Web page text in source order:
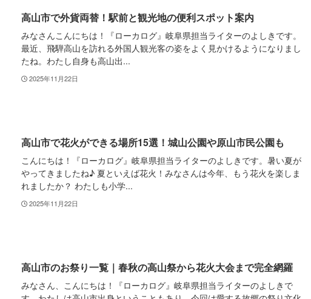
高山市で外貨両替！駅前と観光地の便利スポット案内
みなさんこんにちは！『ローカログ』岐阜県担当ライターのよしきです。
最近、飛騨高山を訪れる外国人観光客の姿をよく見かけるようになりまし
たね。わたし自身も高山出...
2025年11月22日
高山市で花火ができる場所15選！城山公園や原山市民公園も
こんにちは！『ローカログ』岐阜県担当ライターのよしきです。暑い夏が
やってきましたね♪ 夏といえば花火！みなさんは今年、もう花火を楽しま
れましたか？ わたしも小学...
2025年11月22日
高山市のお祭り一覧｜春秋の高山祭から花火大会まで完全網羅
みなさん、こんにちは！『ローカログ』岐阜県担当ライターのよしきで